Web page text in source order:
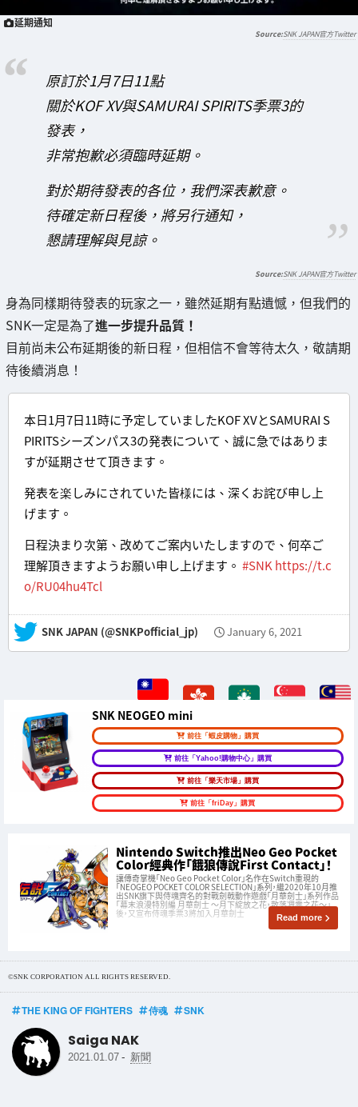
延期通知
SNK JAPAN官方Twitter
原訂於1月7日11點
關於KOF XV與SAMURAI SPIRITS季票3的
發表，
非常抱歉必須臨時延期。
對於期待發表的各位，我們深表歉意。
待確定新日程後，將另行通知，
懇請理解與見諒。
SNK JAPAN官方Twitter
身為同樣期待發表的玩家之一，雖然延期有點遺憾，但我們的
SNK一定是為了進一步提升品質！
目前尚未公布延期後的新日程，但相信不會等待太久，敬請期
待後續消息！
本日1月7日11時に予定していましたKOF XVとSAMURAI S
PIRITSシーズンパス3の発表について、誠に急ではありま
すが延期させて頂きます。
発表を楽しみにされていた皆様には、深くお詫び申し上
げます。
日程決まり次第、改めてご案内いたしますので、何卒ご
理解頂きますようお願い申し上げます。 #SNKhttps://t.c
o/RU04hu4Tcl
— SNK JAPAN (@SNKPofficial_jp) January 6, 2021
SNK NEOGEO mini
前往「蝦皮購物」購買
前往「Yahoo!購物中心」購買
前往「樂天市場」購買
前往「friDay」購買
Nintendo Switch推出Neo Geo Pocket
Color經典作「餓狼傳說First Contact」！
讓傳奇掌機「Neo Geo Pocket Color」名作在Switch重現的
「NEOGEO POCKET COLOR SELECTION」系列，繼2020年10月推
出SNK旗下與侍魂齊名的對戰劍戟動作遊戲「月華劍士」系列作品
「幕末浪漫特別編 月華劍士 ～月下綻放之花，散落凋零之花～」
後，又宣布侍魂季票3將加入月華劍士 Read more
©SNK CORPORATION ALL RIGHTS RESERVED.
THE KING OF FIGHTERS 侍魂 SNK
Saiga NAK
2021.01.07 - 新聞